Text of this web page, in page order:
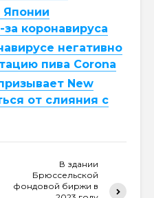
Японии
коронавируса
негативно
пива Corona
New
от слияния с
В здании
Брюссельской
фондовой биржи в